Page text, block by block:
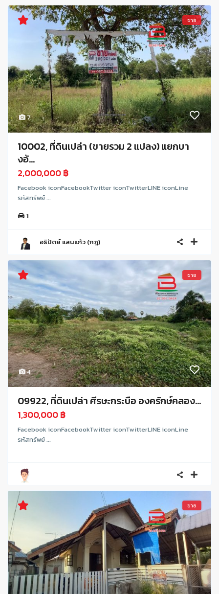
7
ขาย
10002, ที่ดินเปล่า (ขายรวม 2 แปลง) แยกบา
งอ้...
2,000,000 ฿
Facebook iconFacebookTwitter iconTwitterLINE iconLine
รหัสทรัพย์ ...
1
อธิปัตย์ แสนแก้ว (กฎ)
4
ขาย
09922, ที่ดินเปล่า ศีรษะกระบือ องครักษ์คลอง...
1,300,000 ฿
Facebook iconFacebookTwitter iconTwitterLINE iconLine
รหัสทรัพย์ ...
ขาย